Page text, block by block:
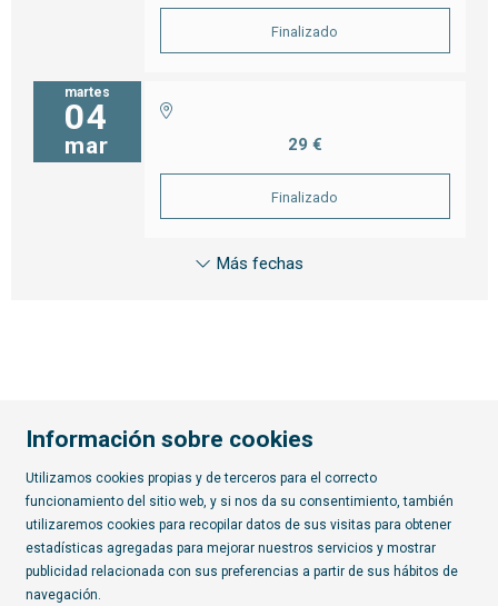
Finalizado
martes
04
mar 29 €
Finalizado
Más fechas
Diapositiva 2 de 7
Información sobre cookies
Utilizamos cookies propias y de terceros para el correcto
funcionamiento del sitio web, y si nos da su consentimiento, también
utilizaremos cookies para recopilar datos de sus visitas para obtener
estadísticas agregadas para mejorar nuestros servicios y mostrar
publicidad relacionada con sus preferencias a partir de sus hábitos de
navegación.